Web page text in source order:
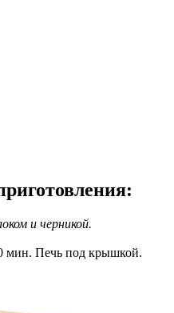
и черникой.
мин. Печь под крышкой.